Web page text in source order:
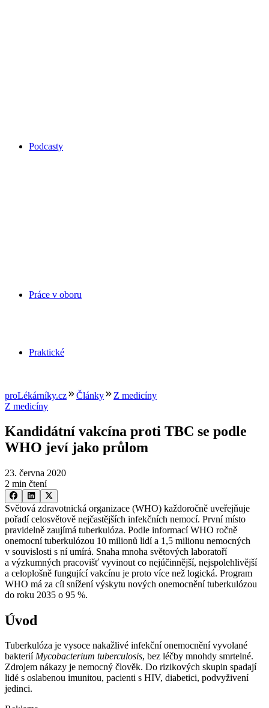
Podcasty
Práce v oboru
Praktické
proLékárníky.cz Články
Z medicíny
Z medicíny
Kandidátní vakcína proti TBC se podle
WHO jeví jako průlom
23. června 2020
2 min čtení
Světová zdravotnická organizace (WHO) každoročně uveřejňuje
pořadí celosvětově nejčastějších infekčních nemocí. První místo
pravidelně zaujímá tuberkulóza. Podle informací WHO ročně
onemocní tuberkulózou 10 milionů lidí a 1,5 milionu nemocných
v souvislosti s ní umírá. Snaha mnoha světových laboratoří
a výzkumných pracovišť vyvinout co nejúčinnější, nejspolehlivější
a celoplošně fungující vakcínu je proto více než logická. Program
WHO má za cíl snížení výskytu nových onemocnění tuberkulózou
do roku 2035 o 95 %.
Úvod
Tuberkulóza je vysoce nakažlivé infekční onemocnění vyvolané
bakterií Mycobacterium tuberculosis, bez léčby mnohdy smrtelné.
Zdrojem nákazy je nemocný člověk. Do rizikových skupin spadají
lidé s oslabenou imunitou, pacienti s HIV, diabetici, podvyživení
jedinci.